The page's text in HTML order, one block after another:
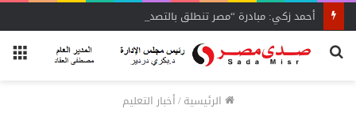
أحمد زكي: مبادرة “مصر تنطلق بالتصدير”
بحث
الرئيسية/أخبار التعليم